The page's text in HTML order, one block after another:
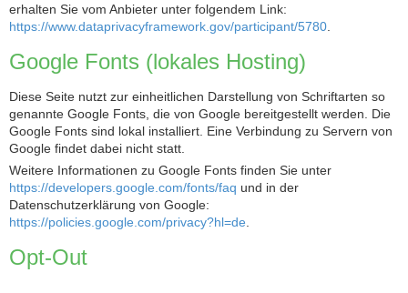
erhalten Sie vom Anbieter unter folgendem Link:
https://www.dataprivacyframework.gov/participant/5780
Google Fonts (lokales Hosting)
Diese Seite nutzt zur einheitlichen Darstellung von Schriftarten so
genannte Google Fonts, die von Google bereitgestellt werden. Die
Google Fonts sind lokal installiert. Eine Verbindung zu Servern von
Google findet dabei nicht statt.
Weitere Informationen zu Google Fonts finden Sie unter
https://developers.google.com/fonts/faq und in der
Datenschutzerklärung von Google:
https://policies.google.com/privacy?hl=de
Opt-Out